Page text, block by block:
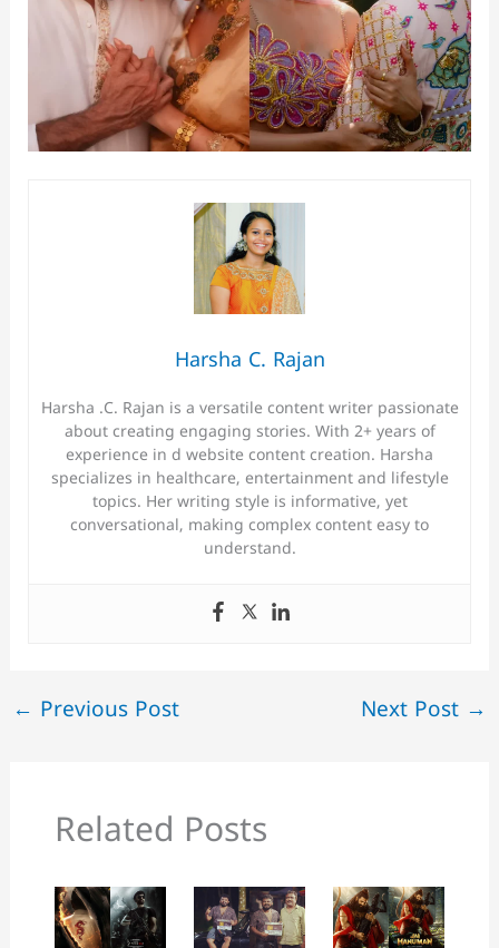
Harsha C. Rajan
Harsha .C. Rajan is a versatile content writer passionate
about creating engaging stories. With 2+ years of
experience in d website content creation. Harsha
specializes in healthcare, entertainment and lifestyle
topics. Her writing style is informative, yet
conversational, making complex content easy to
understand.
← Previous Post Next Post →
Related Posts